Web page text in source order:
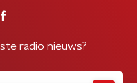
radio nieuws?